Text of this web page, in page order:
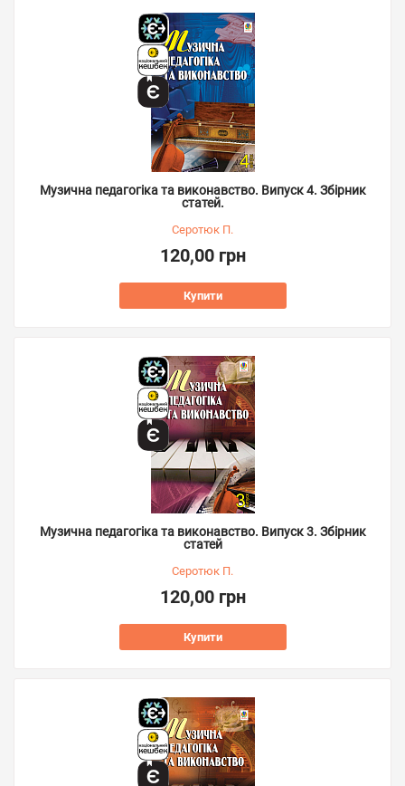
Музична педагогіка та виконавство. Випуск 4. Збірник
статей.
Серотюк П.
120,00 грн
Купити
Музична педагогіка та виконавство. Випуск 3. Збірник
статей
Серотюк П.
120,00 грн
Купити